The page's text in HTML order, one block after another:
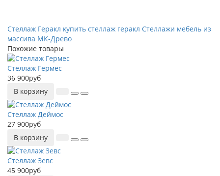
Стеллаж Геракл купить стеллаж геракл Стеллажи мебель из
массива МК-Древо
Похожие товары
Стеллаж Гермес
36 900руб
В корзину
Стеллаж Деймос
27 900руб
В корзину
Стеллаж Зевс
45 900руб